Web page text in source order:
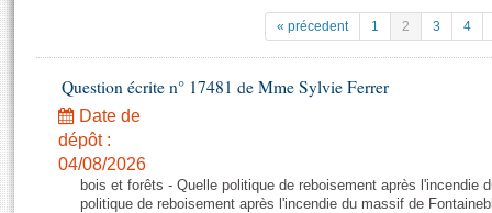
Projets de loi
Propositions de loi
Amendements
Textes adoptés
( Constitution | Règlement de l'Assemblée ... )
Histoire
Juniors
Anciennes législatures
Contacts et plan d'accès
Photos libres de droit
« précedent 1 2 3 4
Question écrite n° 17481 de Mme Sylvie Ferrer
Date de
dépôt :
04/08/2026
bois et forêts - Quelle politique de reboisement après l'incendie
politique de reboisement après l'incendie du massif de